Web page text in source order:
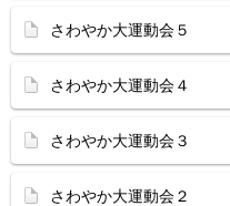
さわやか大運動会５
さわやか大運動会４
さわやか大運動会３
さわやか大運動会２